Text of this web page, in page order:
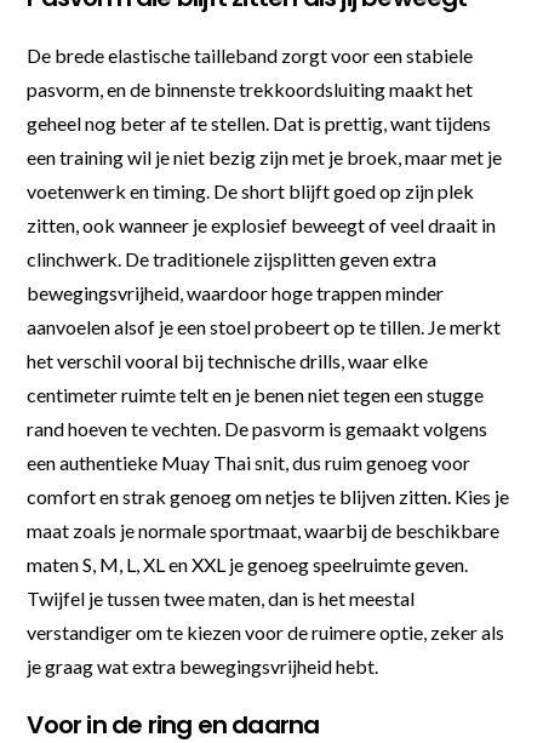
De brede elastische tailleband zorgt voor een stabiele
pasvorm, en de binnenste trekkoordsluiting maakt het
geheel nog beter af te stellen. Dat is prettig, want tijdens
een training wil je niet bezig zijn met je broek, maar met je
voetenwerk en timing. De short blijft goed op zijn plek
zitten, ook wanneer je explosief beweegt of veel draait in
clinchwerk. De traditionele zijsplitten geven extra
bewegingsvrijheid, waardoor hoge trappen minder
aanvoelen alsof je een stoel probeert op te tillen. Je merkt
het verschil vooral bij technische drills, waar elke
centimeter ruimte telt en je benen niet tegen een stugge
rand hoeven te vechten. De pasvorm is gemaakt volgens
een authentieke Muay Thai snit, dus ruim genoeg voor
comfort en strak genoeg om netjes te blijven zitten. Kies je
maat zoals je normale sportmaat, waarbij de beschikbare
maten S, M, L, XL en XXL je genoeg speelruimte geven.
Twijfel je tussen twee maten, dan is het meestal
verstandiger om te kiezen voor de ruimere optie, zeker als
je graag wat extra bewegingsvrijheid hebt.
Voor in de ring en daarna